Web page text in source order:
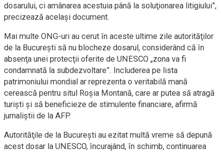
dosarului, ci amânarea acestuia până la soluţionarea litigiului”,
precizează acelaşi document.
Mai multe ONG-uri au cerut în aceste ultime zile autorităţilor
de la Bucureşti să nu blocheze dosarul, considerând că în
absenţa unei protecţii oferite de UNESCO „zona va fi
condamnată la subdezvoltare”. Includerea pe lista
patrimoniului mondial ar reprezenta o veritabilă mană
cerească pentru situl Roşia Montană, care ar putea să atragă
turişti şi să beneficieze de stimulente financiare, afirmă
jurnaliştii de la AFP.
Autorităţile de la Bucureşti au ezitat multă vreme să depună
acest dosar la UNESCO, încurajând, în schimb, continuarea